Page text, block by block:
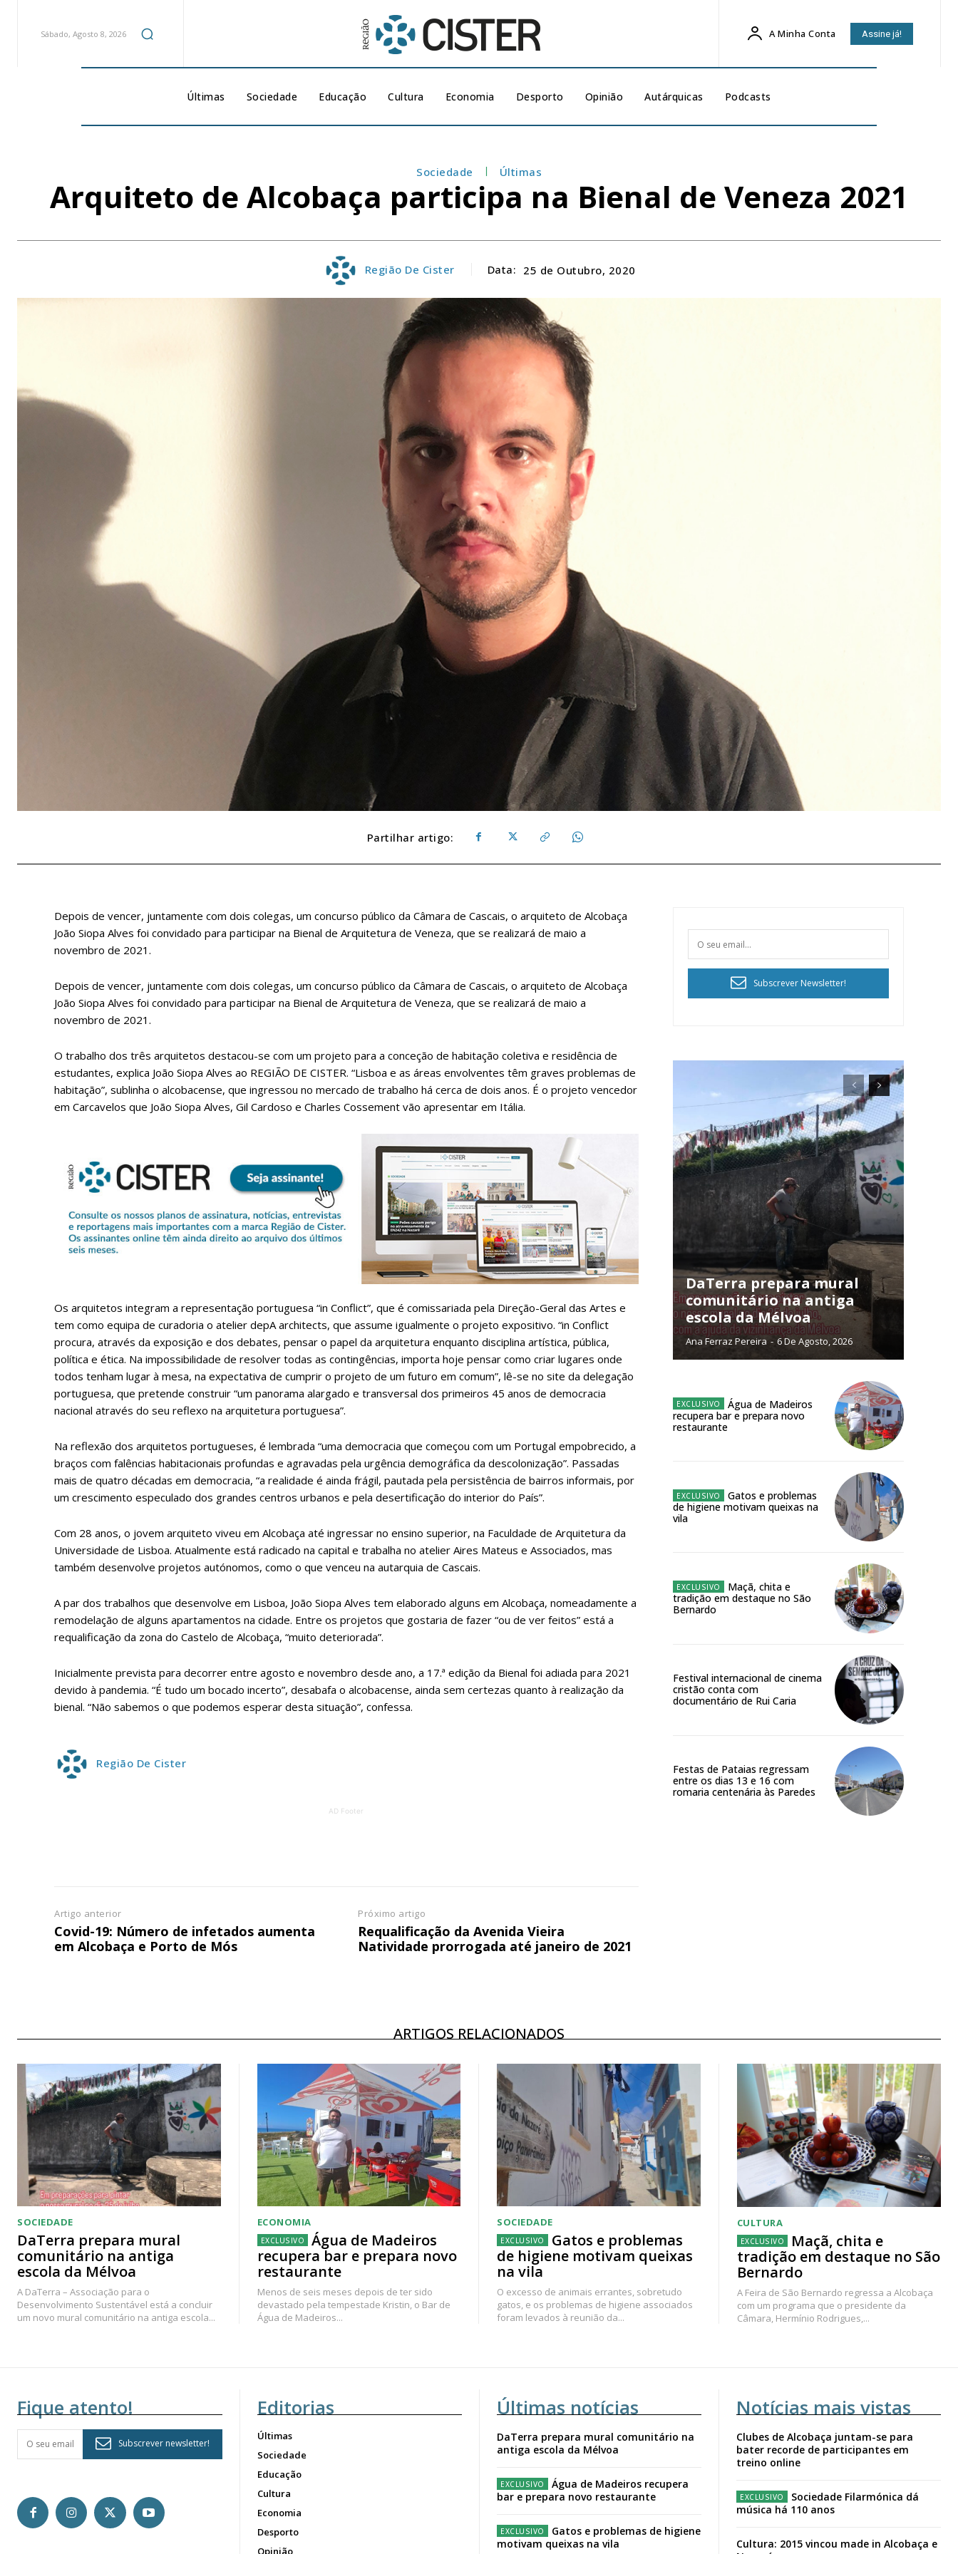
Planos de Assinatura
Faça-se assinante do Região de Cister e ajude-nos a manter este serviço público!
Sendo assinante terá acesso a todos os conteúdos exclusivos e versões digitais.
Escolha o plano de assinatura desejado:
ASSINATURA
IMPRESSA
32€
Edição em papel entregue à Quinta-feira
em sua casa
Acesso ao conteúdo online
assinantes
Ofertas para assinatura anual
Escolha o plano
ASSINATURA
DIGITAL ANUAL
16
12 meses
Acesso ao conteúdo online
Acesso aos conteúdos Exclusivos para
assinantes
Ofertas para assinatura anual
Sábado, Agosto 8, 2026 A Minha Conta Assine já!
Últimas Sociedade Educação Cultura Economia Desporto Opinião Autárquicas Podcasts
Sociedade Últimas
Arquiteto de Alcobaça participa na Bienal de Veneza 2021
Região De Cister Data: 25 de Outubro, 2020
Partilhar artigo:
Depois de vencer, juntamente com dois colegas, um concurso público da Câmara de Cascais, o arquiteto de Alcobaça
João Siopa Alves foi convidado para participar na Bienal de Arquitetura de Veneza, que se realizará de maio a
novembro de 2021.
Depois de vencer, juntamente com dois colegas, um concurso público da Câmara de Cascais, o arquiteto de Alcobaça
João Siopa Alves foi convidado para participar na Bienal de Arquitetura de Veneza, que se realizará de maio a
novembro de 2021.
O trabalho dos três arquitetos destacou-se com um projeto para a conceção de habitação coletiva e residência de
estudantes, explica João Siopa Alves ao REGIÃO DE CISTER. “Lisboa e as áreas envolventes têm graves problemas de
habitação”, sublinha o alcobacense, que ingressou no mercado de trabalho há cerca de dois anos. É o projeto vencedor
em Carcavelos que João Siopa Alves, Gil Cardoso e Charles Cossement vão apresentar em Itália.
Os arquitetos integram a representação portuguesa “in Conflict”, que é comissariada pela Direção-Geral das Artes e
tem como equipa de curadoria o atelier depA architects, que assume igualmente o projeto expositivo. “in Conflict
procura, através da exposição e dos debates, pensar o papel da arquitetura enquanto disciplina artística, pública,
política e ética. Na impossibilidade de resolver todas as contingências, importa hoje pensar como criar lugares onde
todos tenham lugar à mesa, na expectativa de cumprir o projeto de um futuro em comum”, lê-se no site da delegação
portuguesa, que pretende construir “um panorama alargado e transversal dos primeiros 45 anos de democracia
nacional através do seu reflexo na arquitetura portuguesa”.
Na reflexão dos arquitetos portugueses, é lembrada “uma democracia que começou com um Portugal empobrecido, a
braços com falências habitacionais profundas e agravadas pela urgência demográfica da descolonização”. Passadas
mais de quatro décadas em democracia, “a realidade é ainda frágil, pautada pela persistência de bairros informais, por
um crescimento especulado dos grandes centros urbanos e pela desertificação do interior do País”.
Com 28 anos, o jovem arquiteto viveu em Alcobaça até ingressar no ensino superior, na Faculdade de Arquitetura da
Universidade de Lisboa. Atualmente está radicado na capital e trabalha no atelier Aires Mateus e Associados, mas
também desenvolve projetos autónomos, como o que venceu na autarquia de Cascais.
A par dos trabalhos que desenvolve em Lisboa, João Siopa Alves tem elaborado alguns em Alcobaça, nomeadamente a
remodelação de alguns apartamentos na cidade. Entre os projetos que gostaria de fazer “ou de ver feitos” está a
requalificação da zona do Castelo de Alcobaça, “muito deteriorada”.
Inicialmente prevista para decorrer entre agosto e novembro desde ano, a 17.ª edição da Bienal foi adiada para 2021
devido à pandemia. “É tudo um bocado incerto”, desabafa o alcobacense, ainda sem certezas quanto à realização da
bienal. “Não sabemos o que podemos esperar desta situação”, confessa.
Região De Cister
AD Footer
Artigo anterior
Covid-19: Número de infetados aumenta
em Alcobaça e Porto de Mós
Próximo artigo
Requalificação da Avenida Vieira
Natividade prorrogada até janeiro de 2021
Subscrever Newsletter!
DaTerra prepara mural
comunitário na antiga
escola da Mélvoa
Ana Ferraz Pereira - 6 De Agosto, 2026
Água de Madeiros
recupera bar e prepara novo
restaurante
Gatos e problemas
de higiene motivam queixas na
vila
Maçã, chita e
tradição em destaque no São
Bernardo
Festival internacional de cinema
cristão conta com
documentário de Rui Caria
Festas de Pataias regressam
entre os dias 13 e 16 com
romaria centenária às Paredes
ARTIGOS RELACIONADOS
SOCIEDADE
DaTerra prepara mural
comunitário na antiga
escola da Mélvoa
A DaTerra – Associação para o
Desenvolvimento Sustentável está a concluir
um novo mural comunitário na antiga escola...
ECONOMIA
Água de Madeiros
recupera bar e prepara novo
restaurante
Menos de seis meses depois de ter sido
devastado pela tempestade Kristin, o Bar de
Água de Madeiros...
SOCIEDADE
Gatos e problemas
de higiene motivam queixas
na vila
O excesso de animais errantes, sobretudo
gatos, e os problemas de higiene associados
foram levados à reunião da...
CULTURA
Maçã, chita e
tradição em destaque no São
Bernardo
A Feira de São Bernardo regressa a Alcobaça
com um programa que o presidente da
Câmara, Hermínio Rodrigues,...
Fique atento!
Subscrever newsletter!
Editorias
Últimas
Sociedade
Educação
Cultura
Economia
Desporto
Opinião
Últimas notícias
DaTerra prepara mural comunitário na
antiga escola da Mélvoa
Água de Madeiros recupera
bar e prepara novo restaurante
Gatos e problemas de higiene
motivam queixas na vila
Notícias mais vistas
Clubes de Alcobaça juntam-se para
bater recorde de participantes em
treino online
Sociedade Filarmónica dá
música há 110 anos
Cultura: 2015 vincou made in Alcobaça e